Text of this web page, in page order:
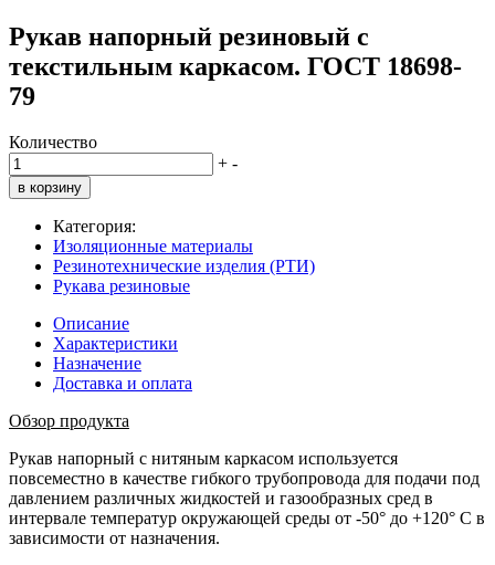
Рукав напорный резиновый с
текстильным каркасом. ГОСТ 18698-
79
Количество
+ -
в корзину
Категория:
Изоляционные материалы
Резинотехнические изделия (РТИ)
Рукава резиновые
Описание
Характеристики
Назначение
Доставка и оплата
Обзор продукта
Рукав напорный с нитяным каркасом используется
повсеместно в качестве гибкого трубопровода для подачи под
давлением различных жидкостей и газообразных сред в
интервале температур окружающей среды от -50° до +120° С в
зависимости от назначения.